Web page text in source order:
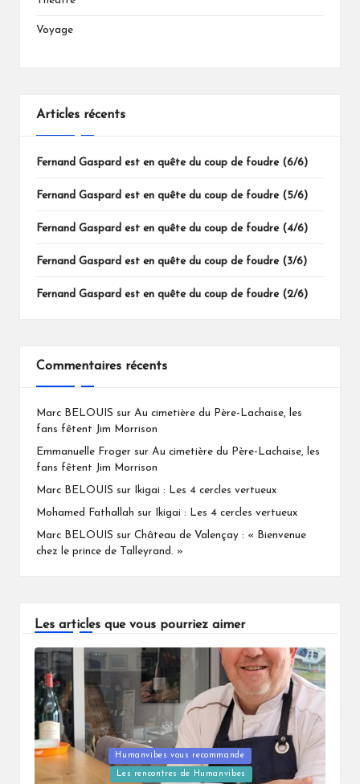
Voyage
Articles récents
Fernand Gaspard est en quête du coup de foudre (6/6)
Fernand Gaspard est en quête du coup de foudre (5/6)
Fernand Gaspard est en quête du coup de foudre (4/6)
Fernand Gaspard est en quête du coup de foudre (3/6)
Fernand Gaspard est en quête du coup de foudre (2/6)
Commentaires récents
Marc BELOUIS sur Au cimetière du Père-Lachaise, les
fans fêtent Jim Morrison
Emmanuelle Froger sur Au cimetière du Père-Lachaise, les
fans fêtent Jim Morrison
Marc BELOUIS sur Ikigai : Les 4 cercles vertueux
Mohamed Fathallah sur Ikigai : Les 4 cercles vertueux
Marc BELOUIS sur Château de Valençay : « Bienvenue
chez le prince de Talleyrand. »
Les articles que vous pourriez aimer
Posted
in
Humanvibes vous recommande
Les rencontres de Humanvibes